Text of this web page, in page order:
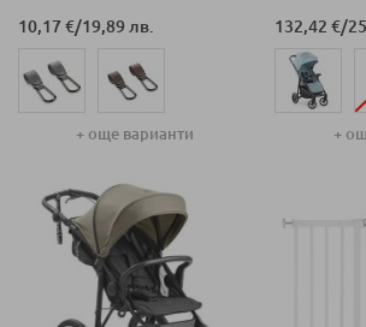
10,17 €/19,89 лв.
+ още варианти
132,42 €/
+